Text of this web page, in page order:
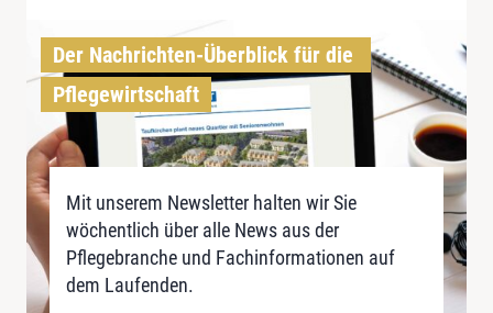
Der Nachrichten-Überblick für die
Pflegewirtschaft
Mit unserem Newsletter halten wir Sie
wöchentlich über alle News aus der
Pflegebranche und Fachinformationen auf
dem Laufenden.